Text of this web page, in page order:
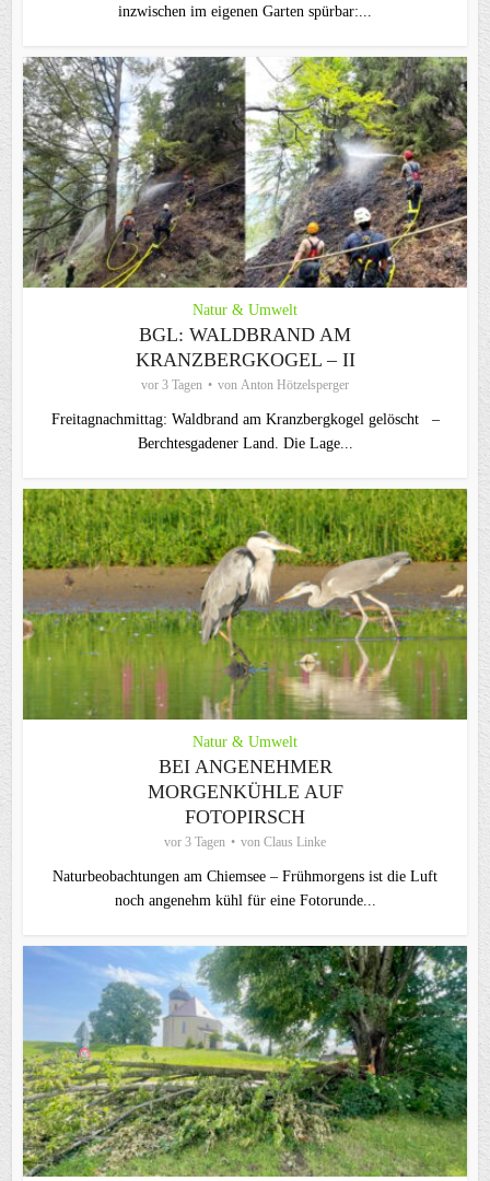
inzwischen im eigenen Garten spürbar:...
Natur & Umwelt
BGL: WALDBRAND AM
KRANZBERGKOGEL – II
vor 3 Tagen von Anton Hötzelsperger
Freitagnachmittag: Waldbrand am Kranzbergkogel gelöscht –
Berchtesgadener Land. Die Lage...
Natur & Umwelt
BEI ANGENEHMER
MORGENKÜHLE AUF
FOTOPIRSCH
vor 3 Tagen von Claus Linke
Naturbeobachtungen am Chiemsee – Frühmorgens ist die Luft
noch angenehm kühl für eine Fotorunde...